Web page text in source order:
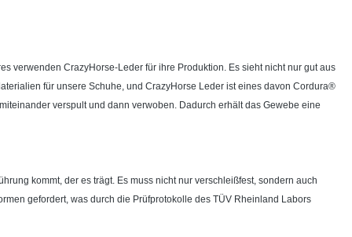
verwenden CrazyHorse-Leder für ihre Produktion. Es sieht nicht nur gut aus
für unsere Schuhe, und CrazyHorse Leder ist eines davon Cordura®
verspult und dann verwoben. Dadurch erhält das Gewebe eine
kommt, der es trägt. Es muss nicht nur verschleißfest, sondern auch
gefordert, was durch die Prüfprotokolle des TÜV Rheinland Labors